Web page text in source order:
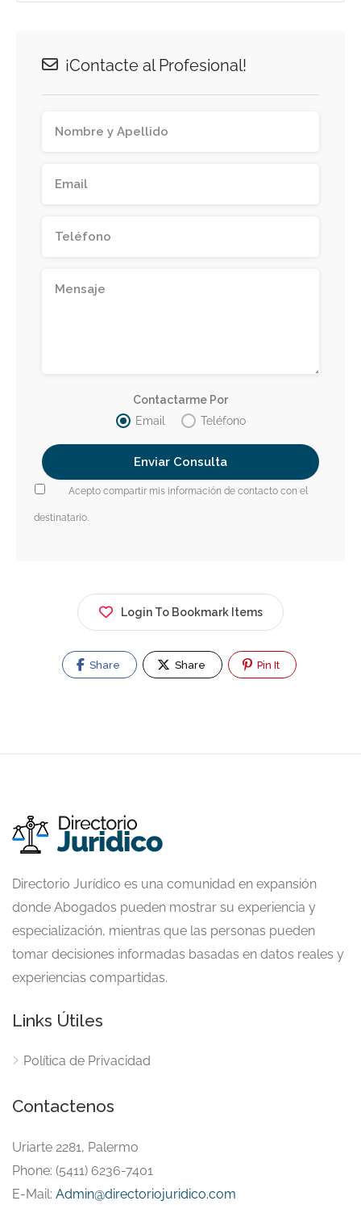
¡Contacte al Profesional!
Contactarme Por
Email
Teléfono
Acepto compartir mis información de contacto con el
destinatario.
Login To Bookmark Items
Share Share Pin It
Directorio Jurídico es una comunidad en expansión
donde Abogados pueden mostrar su experiencia y
especialización, mientras que las personas pueden
tomar decisiones informadas basadas en datos reales y
experiencias compartidas.
Links Útiles
Política de Privacidad
Contactenos
Uriarte 2281, Palermo
Phone: (5411) 6236-7401
E-Mail: Admin@directoriojuridico.com